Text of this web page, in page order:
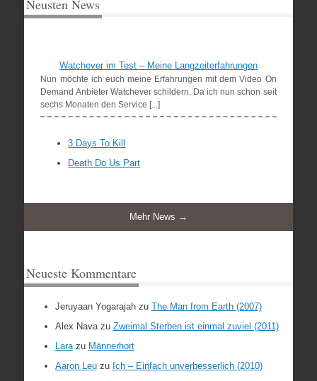
Neusten News
Watchever im Test – Meine Langzeiterfahrungen
Nun möchte ich euch meine Erfahrungen mit dem Video On
Demand Anbieter Watchever schildern. Da ich nun schon seit
sechs Monaten den Service [...]
3 Days To Kill
Death Do Us Part
Mehr News →
Neueste Kommentare
Jeruyaan Yogarajahzu The Man from Earth (2007)
Alex Navazu Zweimal Sterben ist einmal zuviel (2011)
Larazu Männerhort
Aaron Leuzu Ich – Einfach unverbesserlich (2010)